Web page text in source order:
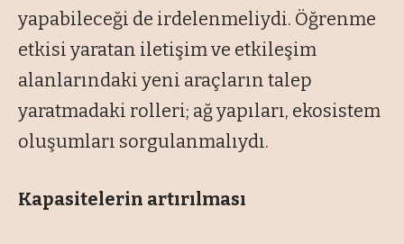
yapabileceği de irdelenmeliydi. Öğrenme
etkisi yaratan iletişim ve etkileşim
alanlarındaki yeni araçların talep
yaratmadaki rolleri; ağ yapıları, ekosistem
oluşumları sorgulanmalıydı.
Kapasitelerin artırılması